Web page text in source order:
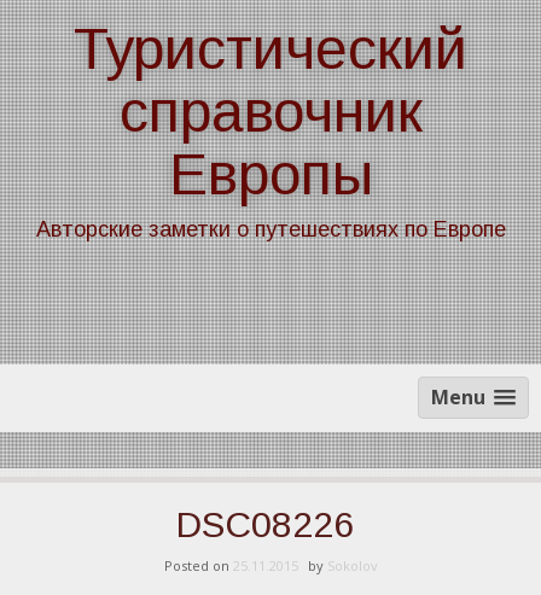
Skip
to
content
Туристический
справочник
Европы
Авторские заметки о путешествиях по Европе
Menu
DSC08226
Posted on 25.11.2015 by Sokolov